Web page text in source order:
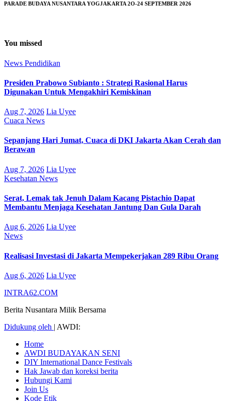
PARADE BUDAYA NUSANTARA YOGJAKARTA 2O-24 SEPTEMBER 2026
You missed
News Pendidikan
Presiden Prabowo Subianto : Strategi Rasional Harus
Digunakan Untuk Mengakhiri Kemiskinan
Aug 7, 2026 Lia Uyee
Cuaca News
Sepanjang Hari Jumat, Cuaca di DKI Jakarta Akan Cerah dan
Berawan
Aug 7, 2026 Lia Uyee
Kesehatan News
Serat, Lemak tak Jenuh Dalam Kacang Pistachio Dapat
Membantu Menjaga Kesehatan Jantung Dan Gula Darah
Aug 6, 2026 Lia Uyee
News
Realisasi Investasi di Jakarta Mempekerjakan 289 Ribu Orang
Aug 6, 2026 Lia Uyee
INTRA62.COM
Berita Nusantara Milik Bersama
Didukung oleh | AWDI:
Home
AWDI BUDAYAKAN SENI
DIY International Dance Festivals
Hak Jawab dan koreksi berita
Hubungi Kami
Join Us
Kode Etik